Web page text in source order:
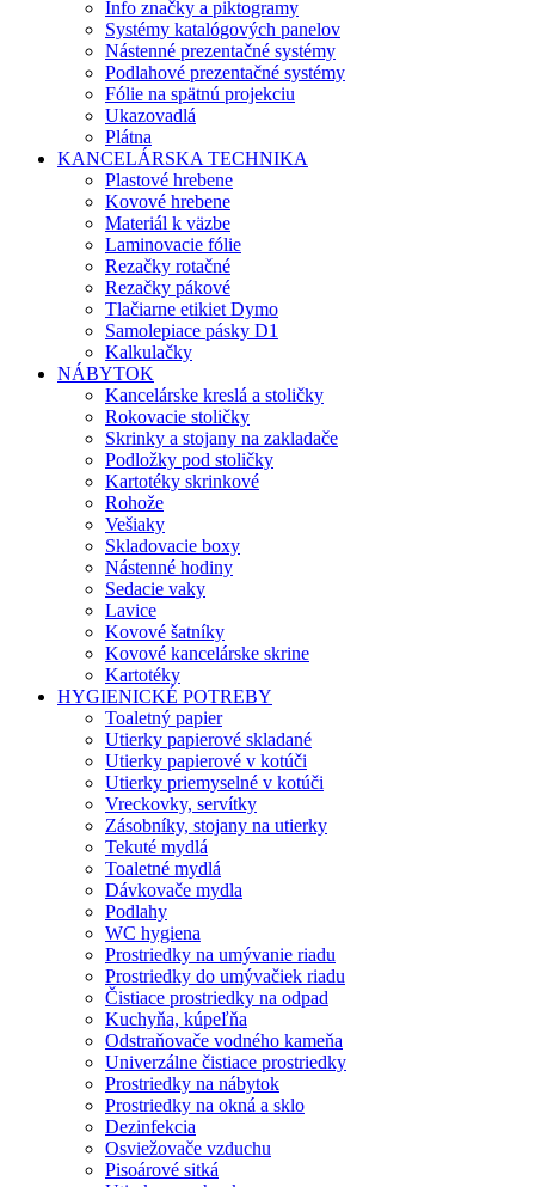
Info značky a piktogramy
Systémy katalógových panelov
Nástenné prezentačné systémy
Podlahové prezentačné systémy
Fólie na spätnú projekciu
Ukazovadlá
Plátna
KANCELÁRSKA TECHNIKA
Plastové hrebene
Kovové hrebene
Materiál k väzbe
Laminovacie fólie
Rezačky rotačné
Rezačky pákové
Tlačiarne etikiet Dymo
Samolepiace pásky D1
Kalkulačky
NÁBYTOK
Kancelárske kreslá a stoličky
Rokovacie stoličky
Skrinky a stojany na zakladače
Podložky pod stoličky
Kartotéky skrinkové
Rohože
Vešiaky
Skladovacie boxy
Nástenné hodiny
Sedacie vaky
Lavice
Kovové šatníky
Kovové kancelárske skrine
Kartotéky
HYGIENICKÉ POTREBY
Toaletný papier
Utierky papierové skladané
Utierky papierové v kotúči
Utierky priemyselné v kotúči
Vreckovky, servítky
Zásobníky, stojany na utierky
Tekuté mydlá
Toaletné mydlá
Dávkovače mydla
Podlahy
WC hygiena
Prostriedky na umývanie riadu
Prostriedky do umývačiek riadu
Čistiace prostriedky na odpad
Kuchyňa, kúpeľňa
Odstraňovače vodného kameňa
Univerzálne čistiace prostriedky
Prostriedky na nábytok
Prostriedky na okná a sklo
Dezinfekcia
Osviežovače vzduchu
Pisoárové sitká